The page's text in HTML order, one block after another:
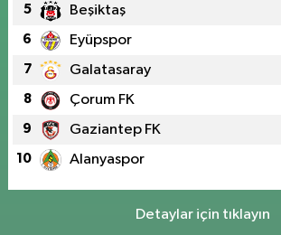
5 Beşiktaş
6 Eyüpspor
7 Galatasaray
8 Çorum FK
9 Gaziantep FK
10 Alanyaspor
Detaylar için tıklayın